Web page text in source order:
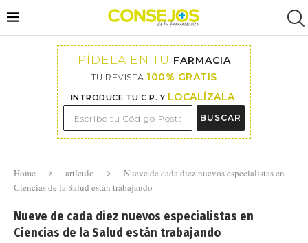
PÍDELA EN TU FARMACIA
TU REVISTA 100% GRATIS
INTRODUCE TU C.P. Y LOCALÍZALA:
BUSCAR
Home artículo
Nueve de cada diez nuevos especialistas en
Ciencias de la Salud están trabajando
Nueve de cada diez nuevos especialistas en
Ciencias de la Salud están trabajando